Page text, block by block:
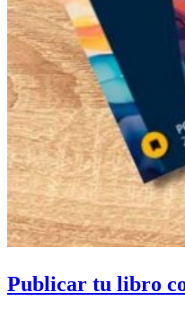
Publicar tu libro